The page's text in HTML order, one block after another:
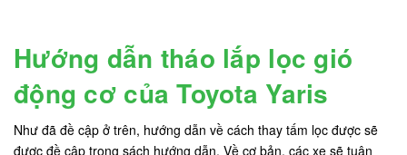
Hướng dẫn tháo lắp lọc gió
động cơ của Toyota Yaris
Như đã đề cập ở trên, hướng dẫn về cách thay tấm lọc được sẽ
được đề cập trong sách hướng dẫn. Về cơ bản, các xe sẽ tuân